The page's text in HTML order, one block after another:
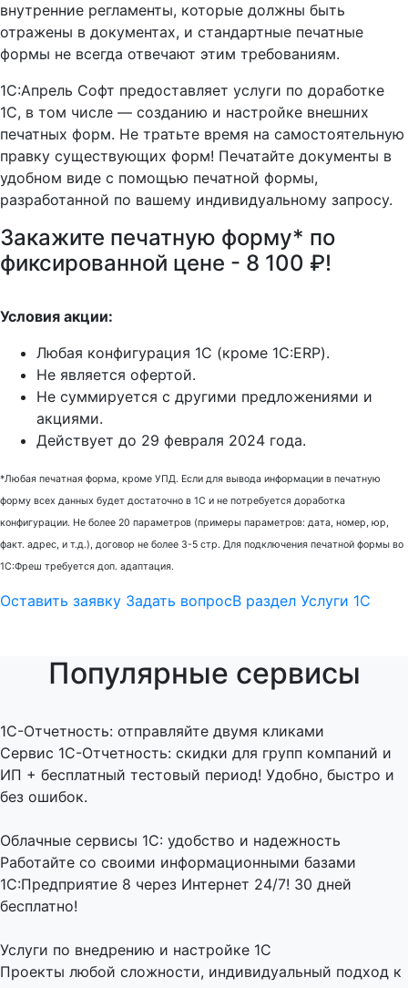
внутренние регламенты, которые должны быть
отражены в документах, и стандартные печатные
формы не всегда отвечают этим требованиям.
1С:Апрель Софт предоставляет услуги по доработке
1С, в том числе — созданию и настройке внешних
печатных форм. Не тратьте время на самостоятельную
правку существующих форм! Печатайте документы в
удобном виде с помощью печатной формы,
разработанной по вашему индивидуальному запросу.
Закажите печатную форму* по
фиксированной цене - 8 100 ₽!
Условия акции:
Любая конфигурация 1С (кроме 1С:ERP).
Не является офертой.
Не суммируется с другими предложениями и
акциями.
Действует до 29 февраля 2024 года.
*Любая печатная форма, кроме УПД. Если для вывода информации в печатную
форму всех данных будет достаточно в 1С и не потребуется доработка
конфигурации. Не более 20 параметров (примеры параметров: дата, номер, юр,
факт. адрес, и т.д.), договор не более 3-5 стр. Для подключения печатной формы во
1С:Фреш требуется доп. адаптация.
Оставить заявку Задать вопросВ раздел Услуги 1С
Популярные сервисы
1C-Отчетность: отправляйте двумя кликами
Сервис 1С-Отчетность: скидки для групп компаний и
ИП + бесплатный тестовый период! Удобно, быстро и
без ошибок.
Облачные сервисы 1С: удобство и надежность
Работайте со своими информационными базами
1С:Предприятие 8 через Интернет 24/7! 30 дней
бесплатно!
Услуги по внедрению и настройке 1С
Проекты любой сложности, индивидуальный подход к